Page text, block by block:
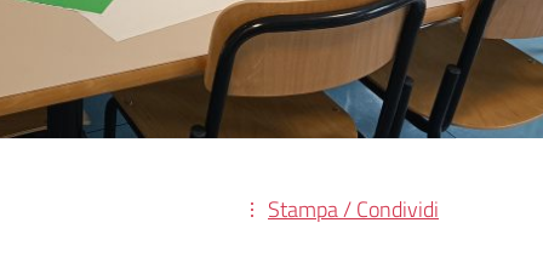
Stampa / Condividi